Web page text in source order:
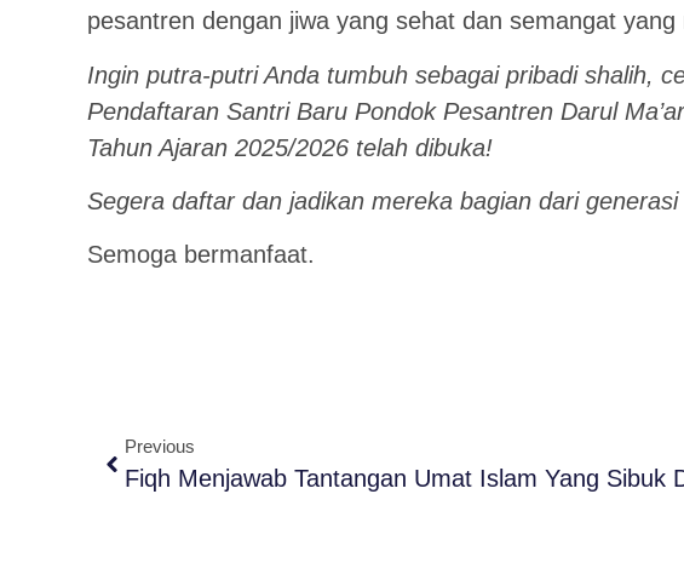
pesantren dengan jiwa yang sehat dan semangat yang
Ingin putra-putri Anda tumbuh sebagai pribadi shalih,
Pendaftaran Santri Baru Pondok Pesantren Darul
Tahun Ajaran 2025/2026 telah dibuka!
Segera daftar dan jadikan mereka bagian dari
Semoga bermanfaat.
Previous